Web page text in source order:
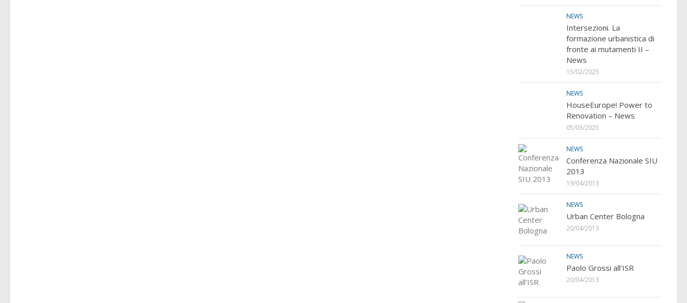
NEWS
Intersezioni. La
formazione urbanistica di
fronte ai mutamenti II –
News
15/02/2025
NEWS
HouseEurope! Power to
Renovation – News
05/03/2025
NEWS
Conferenza Nazionale SIU
2013
19/04/2013
NEWS
Urban Center Bologna
20/04/2013
NEWS
Paolo Grossi all’ISR
20/04/2013